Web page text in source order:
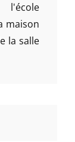
maison
la salle